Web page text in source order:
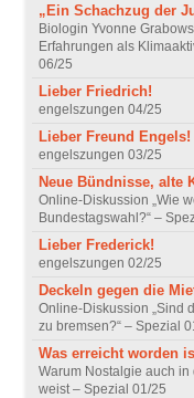
„Ein Schachzug der
Biologin Yvonne
Erfahrungen als
06/25
Lieber Friedrich!
engelszungen 04/25
Lieber Freund Engels!
engelszungen 03/25
Neue Bündnisse, alte
Online-Diskussion „Wie
Bundestagswahl?“ –
Lieber Frederick!
engelszungen 02/25
Deckeln gegen die
Online-Diskussion „Sind
zu bremsen?“ – Spezial
Was erreicht worden
Warum Nostalgie auch in
weist – Spezial 01/25